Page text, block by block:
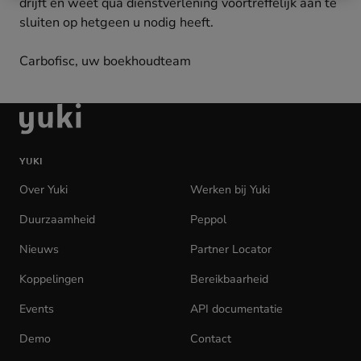
sluiten op hetgeen u nodig heeft.
Carbofisc, uw boekhoudteam
Ga
naar
homepage
YUKI
Over Yuki Werken bij Yuki
Duurzaamheid
Peppol
Nieuws
Partner Locator
Koppelingen
Bereikbaarheid
Events
API documentatie
Demo
Contact